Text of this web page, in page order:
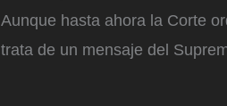
Aunque hasta ahora la Corte
trata de un mensaje del